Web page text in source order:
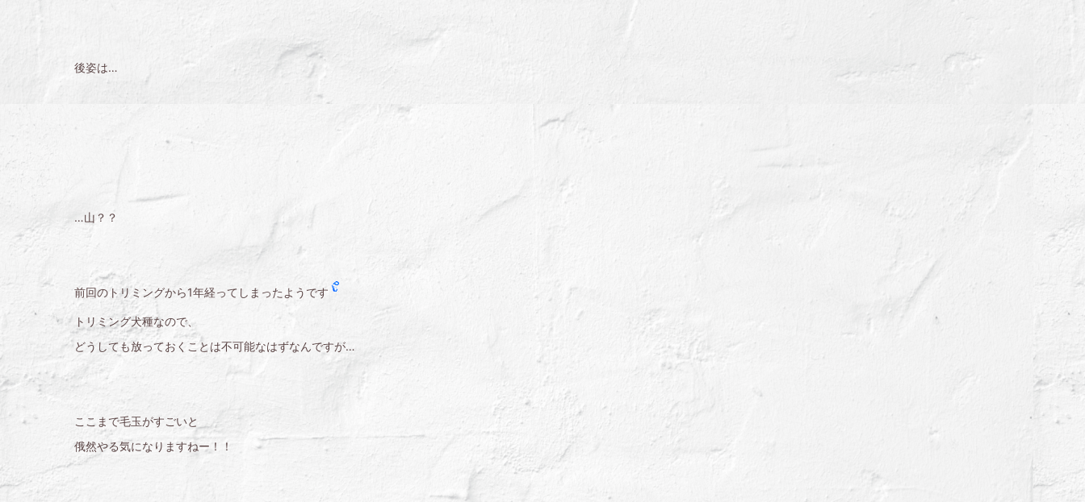
後姿は…
…山？？
前回のトリミングから1年経ってしまったようです
トリミング犬種なので、
どうしても放っておくことは不可能なはずなんですが…
ここまで毛玉がすごいと
俄然やる気になりますねー！！